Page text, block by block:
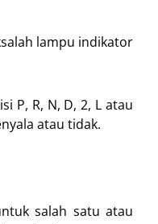
lampu indikator
P, R, N, D, 2, L atau
atau tidak.
salah satu atau